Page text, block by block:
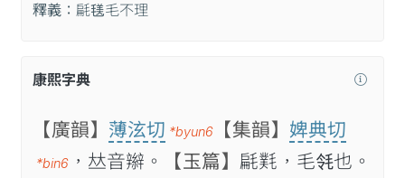
釋義： 㲢𣮺毛不理
康熙字典
【廣韻】 薄泫切 *byun6 【集韻】 婢典切
*bin6 ，𠀤音辮。 【玉篇】 㲢㲫，毛𣬹也。